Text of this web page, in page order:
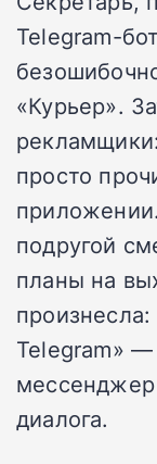
Telegram-
«Курьер».
просто
подругой
планы на
Telegram»
мессенджер
диалога.